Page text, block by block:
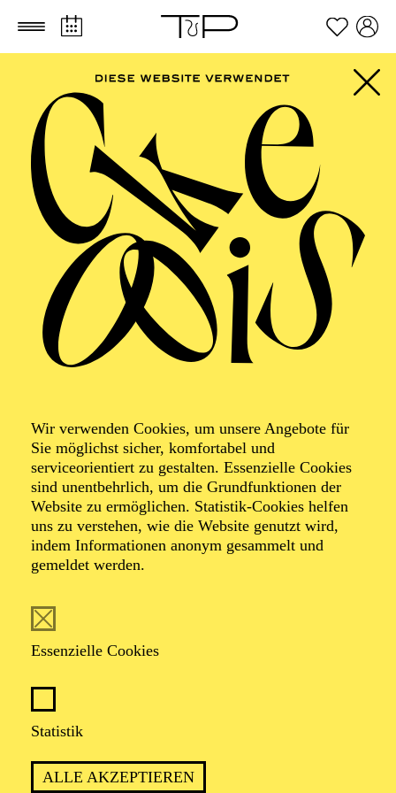
Zum Hauptinhalt springen Zum Footer springen
Wir verwenden Cookies, um unsere Angebote für
Sie möglichst sicher, komfortabel und
serviceorientiert zu gestalten. Essenzielle Cookies
sind unentbehrlich, um die Grundfunktionen der
Website zu ermöglichen. Statistik-Cookies helfen
uns zu verstehen, wie die Website genutzt wird,
indem Informationen anonym gesammelt und
gemeldet werden.
Essenzielle Cookies
Statistik
ALLE AKZEPTIEREN
Foto: Johan Sandberg
Giulia Cacciatori
ihre Ausbildung am Balletto di Verona und von 2018